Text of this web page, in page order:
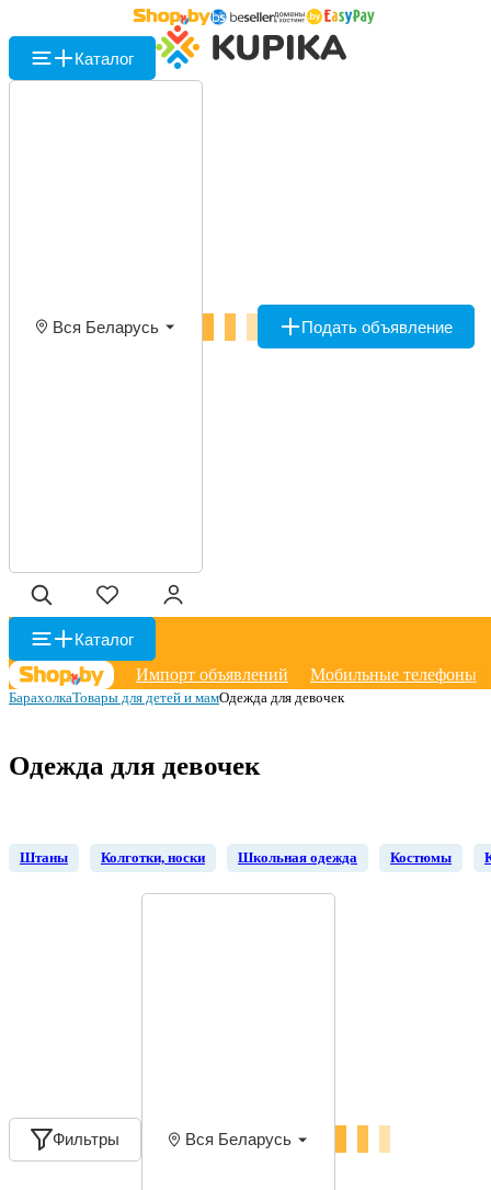
Каталог
Вся Беларусь Подать объявление
Каталог
Импорт объявлений
Мобильные телефоны
БарахолкаТовары для детей и мамОдежда для девочек
Одежда для девочек
Штаны Колготки, носки Школьная одежда Костюмы
Фильтры Вся Беларусь